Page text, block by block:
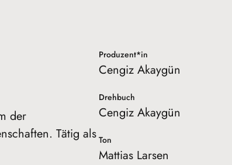
der
Tätig als
Produzent*in
Cengiz Akaygün
Drehbuch
Cengiz Akaygün
Ton
Mattias Larsen